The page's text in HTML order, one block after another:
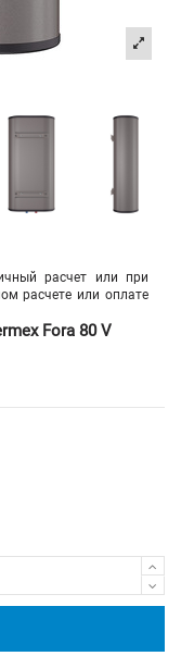
расчет или при
расчете или оплате
Fora 80 V